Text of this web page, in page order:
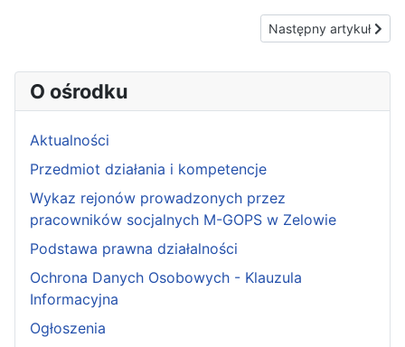
Następny artykuł:
Następny artykuł
O ośrodku
Aktualności
Przedmiot działania i kompetencje
Wykaz rejonów prowadzonych przez
pracowników socjalnych M-GOPS w Zelowie
Podstawa prawna działalności
Ochrona Danych Osobowych - Klauzula
Informacyjna
Ogłoszenia